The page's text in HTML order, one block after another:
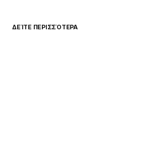
ΔΕΊΤΕ ΠΕΡΙΣΣΌΤΕΡΑ